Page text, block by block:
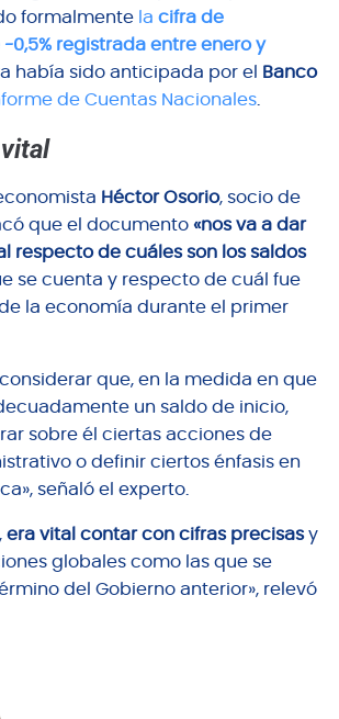
formalmente la cifra de
0,5% registrada entre enero y
había sido anticipada por el Banco
de Cuentas Nacionales.
Héctor Osorio, socio de
que el documento«nos va a dar
respecto de cuáles son los saldos
se cuenta y respecto de cuál fue
la economía durante el primer
que, en la medida en que
un saldo de inicio,
sobre él ciertas acciones de
o definir ciertos énfasis en
señaló el experto.
era vital contar con cifras precisasy
globales como las que se
del Gobierno anterior», relevó